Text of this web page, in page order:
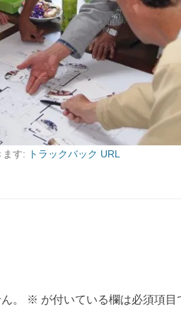
ます: トラックバック URL
。 ※ が付いている欄は必須項目